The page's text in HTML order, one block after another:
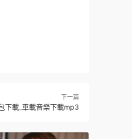
下一篇
下載_車載音樂下載mp3